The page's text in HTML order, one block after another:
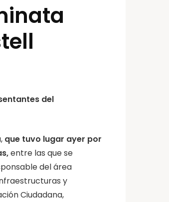
del
que tuvo lugar ayer por
entre las que se
del área
y
Ciudadana,